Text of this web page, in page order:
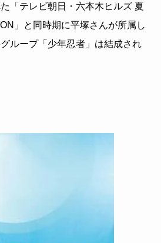
「テレビ朝日・六本木ヒルズ 夏
」と同時期に平塚さんが所属し
ループ「少年忍者」は結成され